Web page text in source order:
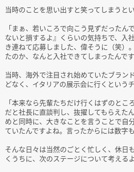
当時のことを思い出すと笑ってしまうと
「まぁ、若いころで向こう見ずだったん
ないと損するよ』くらいの気持ちで、入
き連ねて応募しました、偉そうに（笑）
たのか、なんと入社できてしまったんです
当時、海外で注目され始めていたブラン
どなく、イタリアの展示会に行くという
「本来なら先輩たちだけ行くはずのとこ
だと社長に直談判し、抜擢してもらえた
めと同時に、大きなことを言うことで自
ていたんですよね。言ったからには数字
そんな日々は当然のごとく忙しく、休日
くうちに、次のステージについて考えるよ